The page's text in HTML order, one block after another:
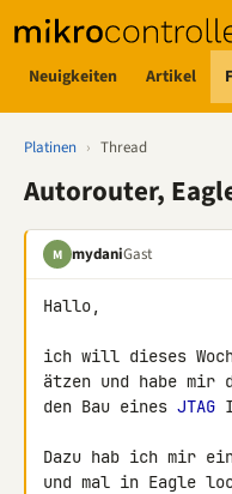
Neuigkeiten Artikel
Platinen › Thread
Autorouter,
M mydaniGast
Hallo,
ich will dieses
ätzen und habe mir
den Bau eines JTAG
Dazu hab ich mir
und mal in Eagle